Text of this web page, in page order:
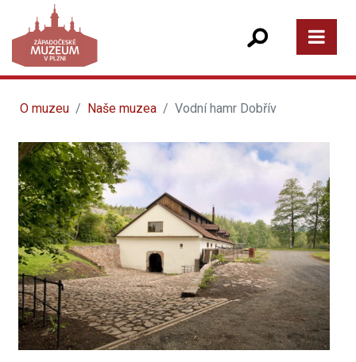
O muzeu Naše muzea Vodní hamr Dobřív